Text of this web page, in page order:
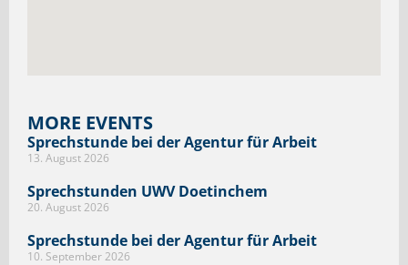
MORE EVENTS
Sprechstunde bei der Agentur für Arbeit
13. August 2026
Sprechstunden UWV Doetinchem
20. August 2026
Sprechstunde bei der Agentur für Arbeit
10. September 2026